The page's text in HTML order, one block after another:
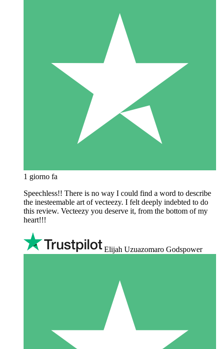
1 giorno fa
Speechless!! There is no way I could find a word to describe
the inesteemable art of vecteezy. I felt deeply indebted to do
this review. Vecteezy you deserve it, from the bottom of my
heart!!!
Elijah Uzuazomaro Godspower